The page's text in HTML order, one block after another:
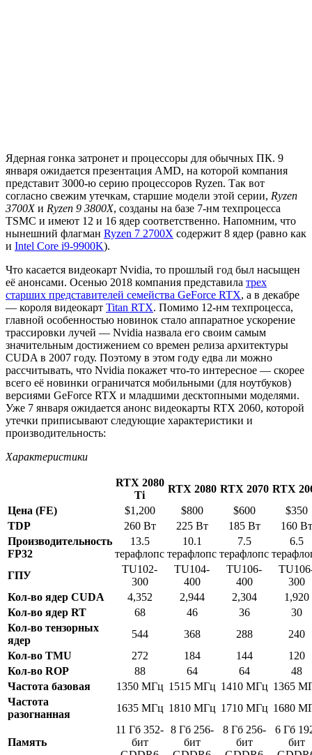
Ядерная гонка затронет и процессоры для обычных ПК. 9
января ожидается презентация AMD, на которой компания
представит 3000-ю серию процессоров Ryzen. Так вот
согласно свежим утечкам, старшие модели этой серии, Ryzen
3700Xи Ryzen 9 3800X, созданы на базе 7-нм техпроцесса
TSMC и имеют 12 и 16 ядер соответственно. Напомним, что
нынешний флагман Ryzen 7 2700X содержит 8 ядер (равно как
и Intel Core i9-9900K).
Что касается видеокарт Nvidia, то прошлый год был насыщен
её анонсами. Осенью 2018 компания представила трех
старших представителей семейства GeForce RTX, а в декабре
— короля видеокарт Titan RTX. Помимо 12-нм техпроцесса,
главной особенностью новинок стало аппаратное ускорение
трассировки лучей — Nvidia назвала его своим самым
значительным достижением со времен релиза архитектуры
CUDA в 2007 году. Поэтому в этом году едва ли можно
рассчитывать, что Nvidia покажет что-то интересное — скорее
всего её новинки ограничатся мобильными (для ноутбуков)
версиями GeForce RTX и младшими десктопными моделями.
Уже 7 января ожидается анонс видеокарты RTX 2060, которой
утечки приписывают следующие характеристики и
производительность:
Характеристики
RTX 2080
Ti
RTX 2080 RTX 2070 RTX
Цена (FE)
$1,200 $800 $600
$350
TDP
260 Вт 225 Вт 185 Вт
160 Вт
Производительность
FP32
13.5
терафлопс
10.1
терафлопс
7.5
терафлопс
6.5
ГПУ
TU102-
300
TU104-
400
TU106-
400
300
Кол-во ядер CUDA
4,352 2,944 2,304
1,920
Кол-во ядер RT
68 46 36
30
Кол-во тензорных
ядер
544 368 288
240
Кол-во TMU
272 184 144
120
Кол-во ROP
88 64 64
48
Частота базовая
1350 МГц 1515 МГц 1410 МГц 1365
Частота
разогнанная
1635 МГц 1810 МГц 1710 МГц 1680
Память
11 Гб 352-
бит
8 Гб 256-
бит
8 Гб 256-
бит
6 Гб
бит